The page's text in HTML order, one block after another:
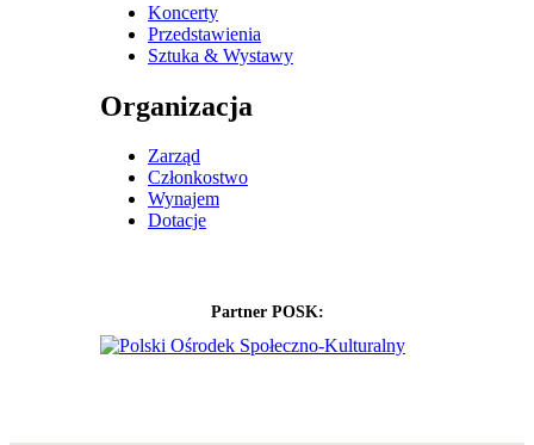
Koncerty
Przedstawienia
Sztuka & Wystawy
Organizacja
Zarząd
Członkostwo
Wynajem
Dotacje
Partner POSK: